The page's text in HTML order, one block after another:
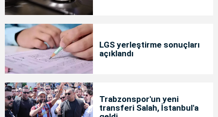
LGS yerleştirme sonuçları
açıklandı
Trabzonspor'un yeni
transferi Salah, İstanbul'a